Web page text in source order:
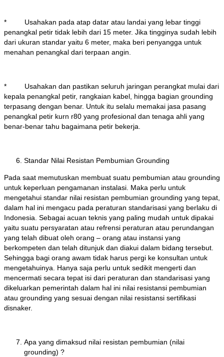
* Usahakan pada atap datar atau landai yang lebar tinggi
penangkal petir tidak lebih dari 15 meter. Jika tingginya sudah lebih
dari ukuran standar yaitu 6 meter, maka beri penyangga untuk
menahan penangkal dari terpaan angin.
* Usahakan dan pastikan seluruh jaringan perangkat mulai dari
kepala penangkal petir, rangkaian kabel, hingga bagian grounding
terpasang dengan benar. Untuk itu selalu memakai jasa pasang
penangkal petir kurn r80 yang profesional dan tenaga ahli yang
benar-benar tahu bagaimana petir bekerja.
Standar Nilai Resistan Pembumian Grounding
Pada saat memutuskan membuat suatu pembumian atau grounding
untuk keperluan pengamanan instalasi. Maka perlu untuk
mengetahui standar nilai resistan pembumian grounding yang tepat,
dalam hal ini mengacu pada peraturan standarisasi yang berlaku di
Indonesia. Sebagai acuan teknis yang paling mudah untuk dipakai
yaitu suatu persyaratan atau refrensi peraturan atau perundangan
yang telah dibuat oleh orang – orang atau instansi yang
berkompeten dan telah ditunjuk dan diakui dalam bidang tersebut.
Sehingga bagi orang awam tidak harus pergi ke konsultan untuk
mengetahuinya. Hanya saja perlu untuk sedikit mengerti dan
mencermati secara tepat isi dari peraturan dan standarisasi yang
dikeluarkan pemerintah dalam hal ini nilai resistansi pembumian
atau grounding yang sesuai dengan nilai resistansi sertifikasi
disnaker.
Apa yang dimaksud nilai resistan pembumian (nilai
grounding) ?